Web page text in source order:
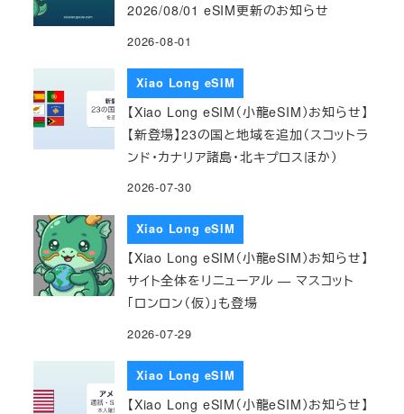
2026/08/01 eSIM更新のお知らせ
2026-08-01
Xiao Long eSIM
【Xiao Long eSIM（小龍eSIM）お知らせ】
【新登場】23の国と地域を追加（スコットラ
ンド・カナリア諸島・北キプロスほか）
2026-07-30
Xiao Long eSIM
【Xiao Long eSIM（小龍eSIM）お知らせ】
サイト全体をリニューアル — マスコット
「ロンロン（仮）」も登場
2026-07-29
Xiao Long eSIM
【Xiao Long eSIM（小龍eSIM）お知らせ】